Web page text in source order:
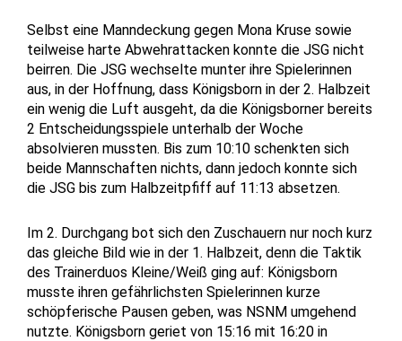
Selbst eine Manndeckung gegen Mona Kruse sowie
teilweise harte Abwehrattacken konnte die JSG nicht
beirren. Die JSG wechselte munter ihre Spielerinnen
aus, in der Hoffnung, dass Königsborn in der 2. Halbzeit
ein wenig die Luft ausgeht, da die Königsborner bereits
2 Entscheidungsspiele unterhalb der Woche
absolvieren mussten. Bis zum 10:10 schenkten sich
beide Mannschaften nichts, dann jedoch konnte sich
die JSG bis zum Halbzeitpfiff auf 11:13 absetzen.
Im 2. Durchgang bot sich den Zuschauern nur noch kurz
das gleiche Bild wie in der 1. Halbzeit, denn die Taktik
des Trainerduos Kleine/Weiß ging auf: Königsborn
musste ihren gefährlichsten Spielerinnen kurze
schöpferische Pausen geben, was NSNM umgehend
nutzte. Königsborn geriet von 15:16 mit 16:20 in